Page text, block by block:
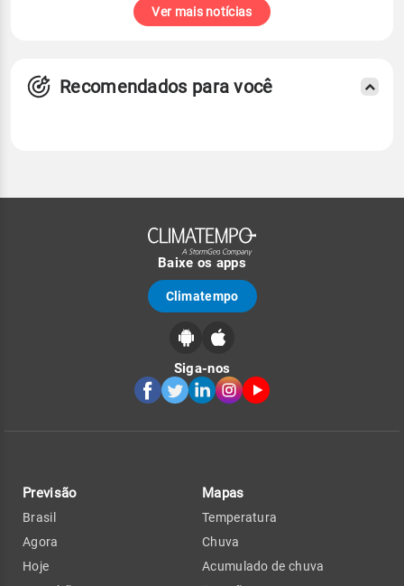
Ver mais notícias
Recomendados para você
Baixe os apps
Climatempo
Siga-nos
Previsão
Brasil
Agora
Hoje
Mapas
Temperatura
Chuva
Acumulado de chuva